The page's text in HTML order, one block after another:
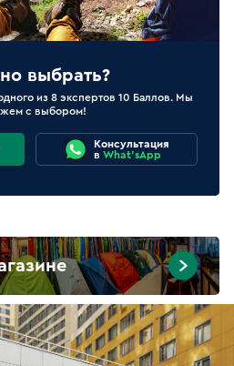
выбрать?
из 8 экспертов 10 Баллов. Мы
с выбором!
Консультация
в What'sApp